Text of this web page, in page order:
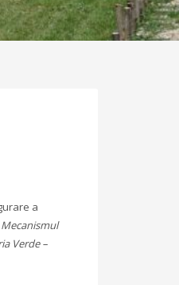
a
Mecanismul
Verde –